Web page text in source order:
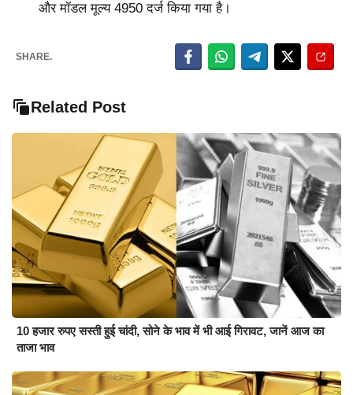
और मॉडल मूल्य 4950 दर्ज किया गया है।
SHARE.
Related Post
10 हजार रुपए सस्ती हुई चांदी, सोने के भाव में भी आई गिरावट, जानें आज का
ताजा भाव